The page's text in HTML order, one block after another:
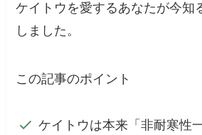
ケイトウを愛するあなたが今知
しました。
この記事のポイント
ケイトウは本来「非耐寒性